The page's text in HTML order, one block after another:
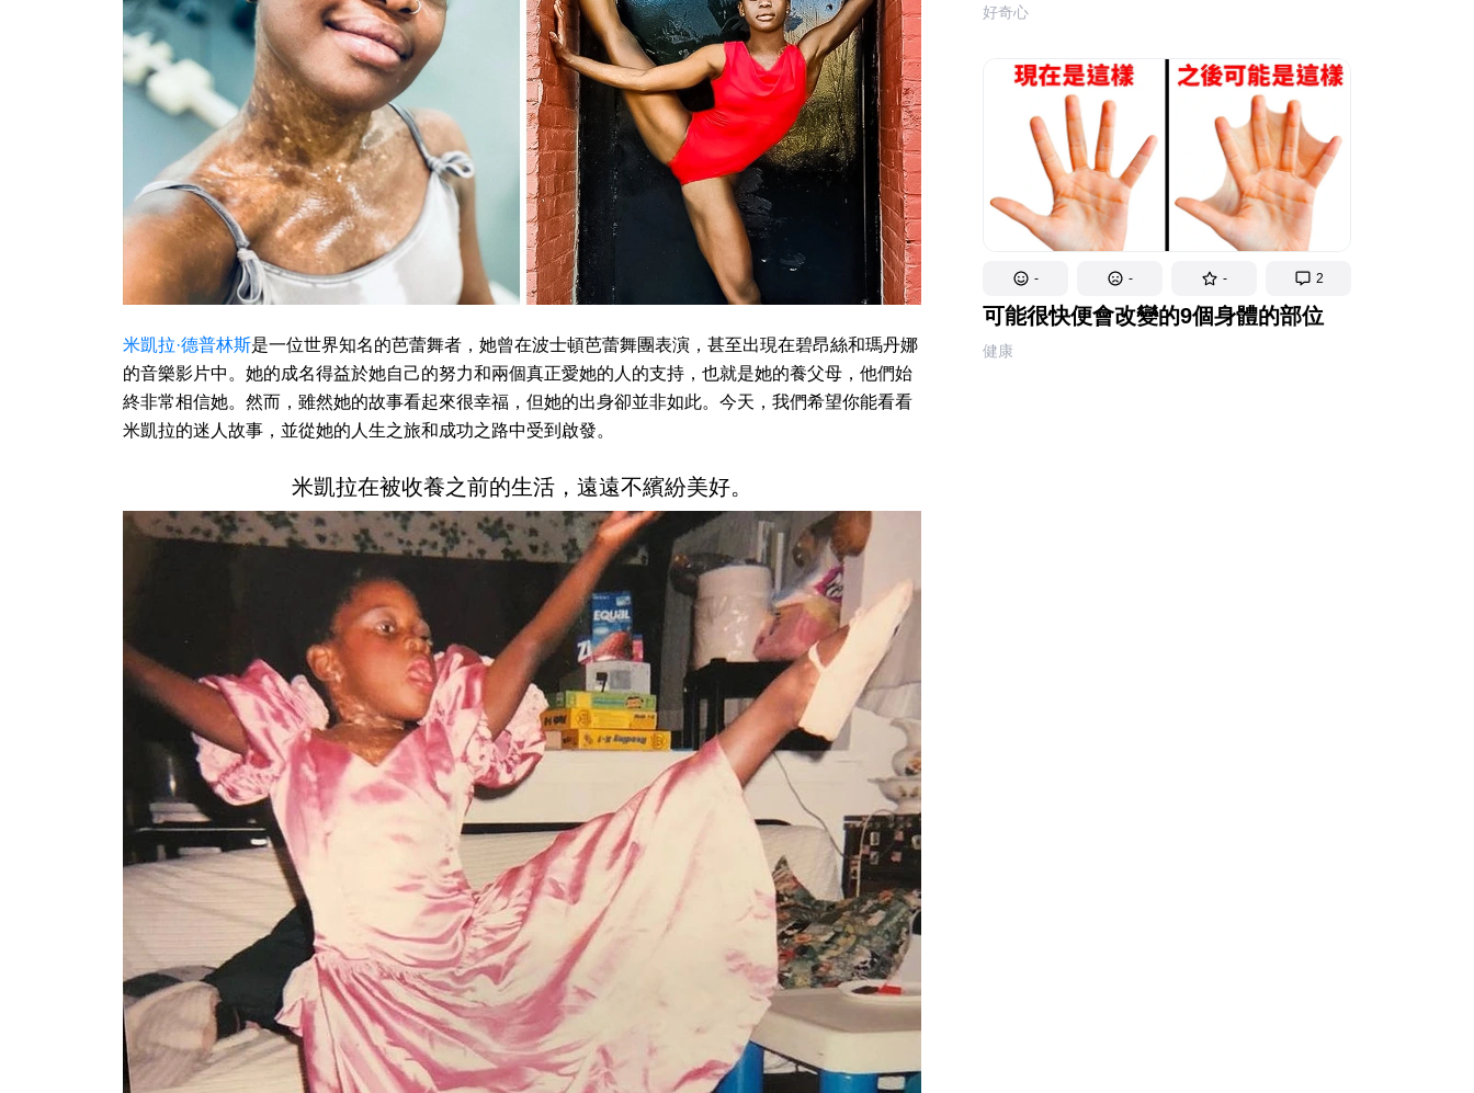
好奇心
- - - 2
可能很快便會改變的9個身體的部位
健康
米凱拉·德普林斯是一位世界知名的芭蕾舞者，她曾在波士頓芭蕾舞團表演，甚至出現在碧昂絲和瑪丹娜
的音樂影片中。她的成名得益於她自己的努力和兩個真正愛她的人的支持，也就是她的養父母，他們始
終非常相信她。然而，雖然她的故事看起來很幸福，但她的出身卻並非如此。今天，我們希望你能看看
米凱拉的迷人故事，並從她的人生之旅和成功之路中受到啟發。
米凱拉在被收養之前的生活，遠遠不繽紛美好。